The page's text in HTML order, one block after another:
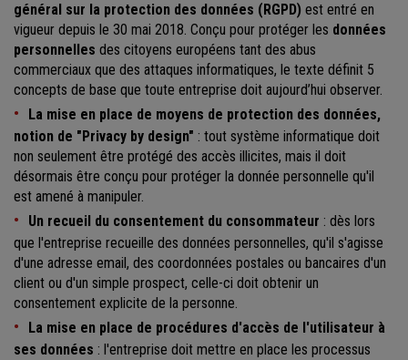
général sur la protection des données (RGPD) est entré en
vigueur depuis le 30 mai 2018. Conçu pour protéger les données
personnelles des citoyens européens tant des abus
commerciaux que des attaques informatiques, le texte définit 5
concepts de base que toute entreprise doit aujourd’hui observer.
La mise en place de moyens de protection des données,
notion de "Privacy by design" : tout système informatique doit
non seulement être protégé des accès illicites, mais il doit
désormais être conçu pour protéger la donnée personnelle qu'il
est amené à manipuler.
Un recueil du consentement du consommateur : dès lors
que l'entreprise recueille des données personnelles, qu'il s'agisse
d'une adresse email, des coordonnées postales ou bancaires d'un
client ou d'un simple prospect, celle-ci doit obtenir un
consentement explicite de la personne.
La mise en place de procédures d'accès de l'utilisateur à
ses données : l'entreprise doit mettre en place les processus